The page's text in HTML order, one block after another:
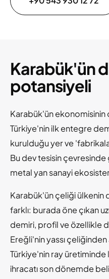
Karabük'ün
potansiyeli
Karabük'ün ekonomisinin
Türkiye'nin ilk entegre
kurulduğu yer ve
Bu dev tesisin
metal yan sanayi
Karabük'ün çeliği
farklı: burada öne çıkan
demiri, profil ve özellikle
Ereğli'nin yassı
Türkiye'nin ray
ihracatı son dönemde